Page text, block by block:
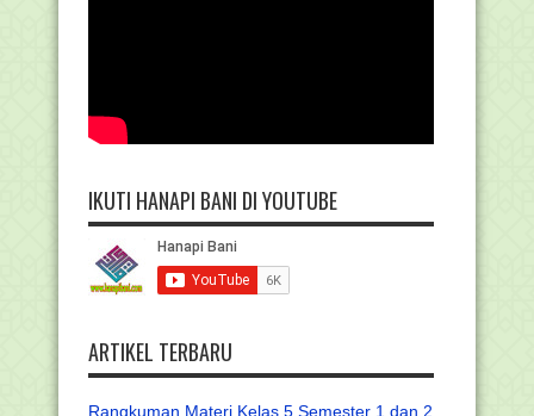
IKUTI HANAPI BANI DI YOUTUBE
ARTIKEL TERBARU
Rangkuman Materi Kelas 5 Semester 1 dan 2